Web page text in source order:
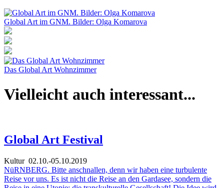
Global Art im GNM. Bilder: Olga Komarova
Das Global Art Wohnzimmer
Vielleicht auch interessant...
Global Art Festival
Kultur02.10.-05.10.2019
NüRNBERG. Bitte anschnallen, denn wir haben eine turbulente
Reise vor uns. Es ist nicht die Reise an den Gardasee, sondern die